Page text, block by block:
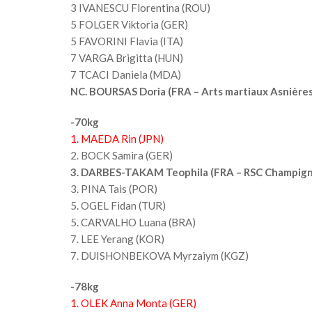
3 IVANESCU Florentina (ROU)
5 FOLGER Viktoria (GER)
5 FAVORINI Flavia (ITA)
7 VARGA Brigitta (HUN)
7 TCACI Daniela (MDA)
NC. BOURSAS Doria (FRA – Arts martiaux
-70kg
1. MAEDA Rin (JPN)
2. BOCK Samira (GER)
3. DARBES-TAKAM Teophila (FRA – RSC
3. PINA Tais (POR)
5. OGEL Fidan (TUR)
5. CARVALHO Luana (BRA)
7. LEE Yerang (KOR)
7. DUISHONBEKOVA Myrzaiym (KGZ)
-78kg
1. OLEK Anna Monta (GER)